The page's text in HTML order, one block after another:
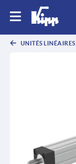
UNITÉS